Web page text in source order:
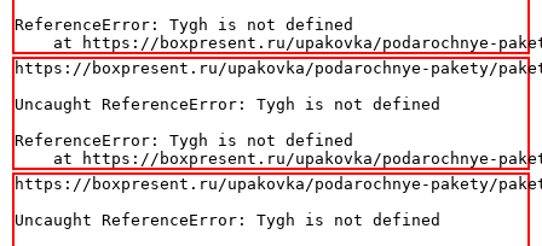
ReferenceError: Tygh is not defined
at https://boxpresent.ru/upakovka/podarochnye-
https://boxpresent.ru/upakovka/podarochnye-pakety/
Uncaught ReferenceError: Tygh is not defined
ReferenceError: Tygh is not defined
at https://boxpresent.ru/upakovka/podarochnye-
https://boxpresent.ru/upakovka/podarochnye-pakety/
Uncaught ReferenceError: Tygh is not defined